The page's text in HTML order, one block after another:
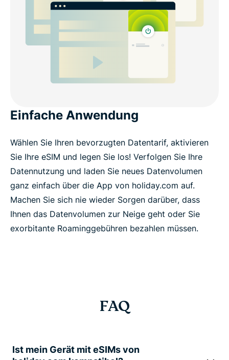
Einfache Anwendung
Wählen Sie Ihren bevorzugten Datentarif, aktivieren
Sie Ihre eSIM und legen Sie los! Verfolgen Sie Ihre
Datennutzung und laden Sie neues Datenvolumen
ganz einfach über die App von holiday.com auf.
Machen Sie sich nie wieder Sorgen darüber, dass
Ihnen das Datenvolumen zur Neige geht oder Sie
exorbitante Roaminggebühren bezahlen müssen.
FAQ
Ist mein Gerät mit eSIMs von